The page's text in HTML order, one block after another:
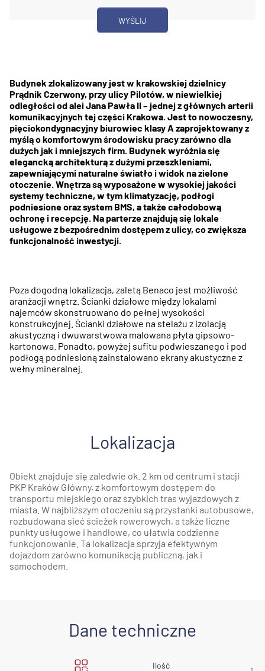
Budynek zlokalizowany jest w krakowskiej dzielnicy
Prądnik Czerwony, przy ulicy Pilotów, w niewielkiej
odległości od alei Jana Pawła II – jednej z głównych arterii
komunikacyjnych tej części Krakowa. Jest to nowoczesny,
pięciokondygnacyjny biurowiec klasy A zaprojektowany z
myślą o komfortowym środowisku pracy zarówno dla
dużych jak i mniejszych firm. Budynek wyróżnia się
elegancką architekturą z dużymi przeszkleniami,
zapewniającymi naturalne światło i widok na zielone
otoczenie. Wnętrza są wyposażone w wysokiej jakości
systemy techniczne, w tym klimatyzację, podłogi
podniesione oraz system BMS, a także całodobową
ochronę i recepcję. Na parterze znajdują się lokale
usługowe z bezpośrednim dostępem z ulicy, co zwiększa
funkcjonalność inwestycji.
Poza dogodną lokalizacja, zaletą Benaco jest możliwość
aranżacji wnętrz. Ścianki działowe między lokalami
najemców skonstruowano do pełnej wysokości
konstrukcyjnej. Ścianki działowe na stelażu z izolacją
akustyczną i dwuwarstwowa malowana płyta gipsowo-
kartonowa. Ponadto, powyżej sufitu podwieszanego i pod
podłogą podniesioną zainstalowano ekrany akustyczne z
wełny mineralnej.
Lokalizacja
Obiekt znajduje się zaledwie ok. 2 km od centrum i stacji
PKP Kraków Główny, z komfortowym dostępem do
transportu miejskiego oraz szybkich tras wyjazdowych z
miasta. W najbliższym otoczeniu są przystanki autobusowe,
rozbudowana sieć ścieżek rowerowych, a także liczne
punkty usługowe i handlowe, co ułatwia codzienne
funkcjonowanie. Ta lokalizacja sprzyja efektywnym
dojazdom zarówno komunikacją publiczną, jak i
samochodem.
Dane techniczne
Ilość